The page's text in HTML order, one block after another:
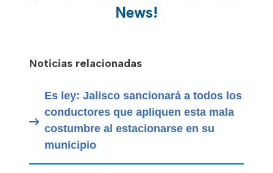
News!
Noticias relacionadas
Es ley: Jalisco sancionará a todos los
conductores que apliquen esta mala
costumbre al estacionarse en su
municipio